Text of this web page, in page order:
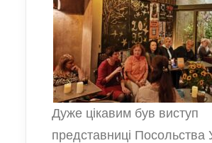
Дуже цікавим був виступ
представниці Посольства